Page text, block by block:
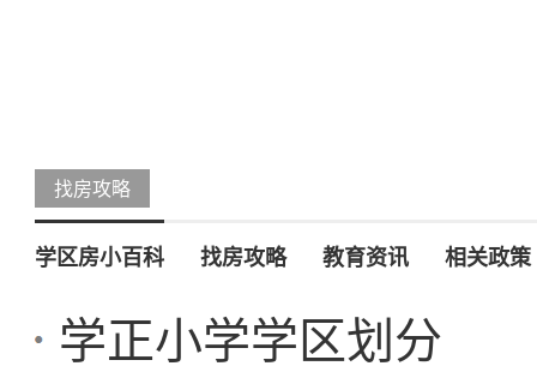
找房攻略
学区房小百科 找房攻略 教育资讯 相关政策
学正小学学区划分